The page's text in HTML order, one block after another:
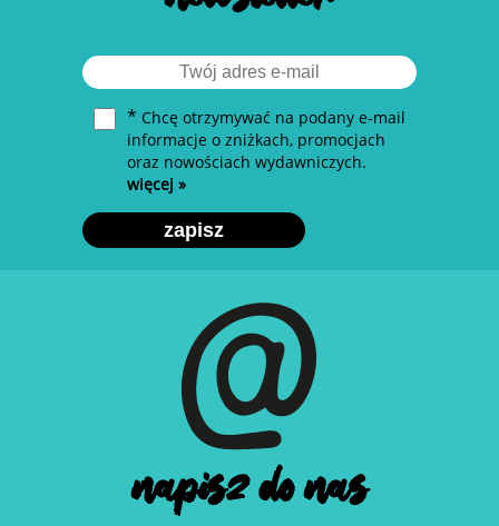
* Chcę otrzymywać na podany e-mail
informacje o zniżkach, promocjach
oraz nowościach wydawniczych.
więcej »
zapisz
napisz do nas